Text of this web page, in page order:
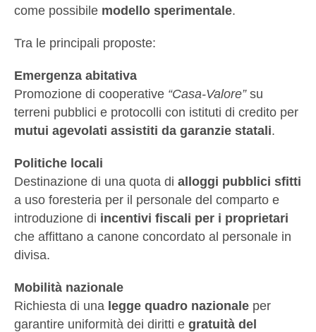
come possibile modello sperimentale.
Tra le principali proposte:
Emergenza abitativa
Promozione di cooperative “Casa-Valore”su
terreni pubblici e protocolli con istituti di credito per
mutui agevolati assistiti da garanzie statali.
Politiche locali
Destinazione di una quota di alloggi pubblici sfitti
a uso foresteria per il personale del comparto e
introduzione di incentivi fiscali per i proprietari
che affittano a canone concordato al personale in
divisa.
Mobilità nazionale
Richiesta di una legge quadro nazionale per
garantire uniformità dei diritti e gratuità del